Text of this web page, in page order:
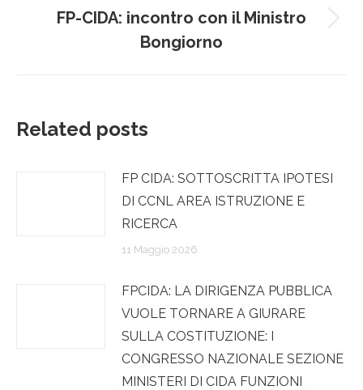
Prossimo
post:
FP-CIDA: incontro con il Ministro
Bongiorno
Related posts
FP CIDA: SOTTOSCRITTA IPOTESI
DI CCNL AREA ISTRUZIONE E
RICERCA
11 Maggio 2026
FPCIDA: LA DIRIGENZA PUBBLICA
VUOLE TORNARE A GIURARE
SULLA COSTITUZIONE: I
CONGRESSO NAZIONALE SEZIONE
MINISTERI DI CIDA FUNZIONI